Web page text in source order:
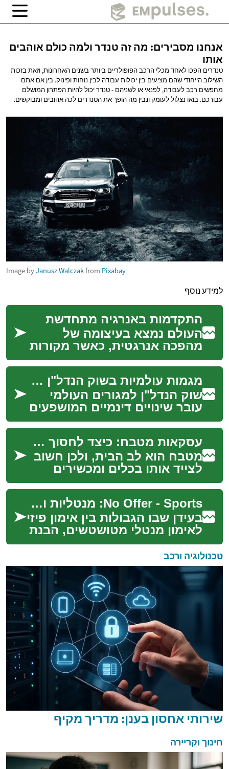
אנחנו מסבירים: מה זה טנדר ולמה כולם אוהבים
אותו
טנדרים הפכו לאחד מכלי הרכב הפופולריים ביותר בשנים האחרונות, וזאת בזכות
השילוב הייחודי שהם מציעים בין יכולות עבודה לבין נוחות ופינוק. בין אם אתם
מחפשים רכב לעבודה, לפנאי או לשניהם - טנדר יכול להיות הפתרון המושלם
עבורכם. בואו נצלול לעומק ונבין מה הופך את הטנדרים לכה אהובים ומבוקשים.
Image byJanusz Walczakfrom Pixabay
למידע נוסף
התקדמות באנרגיה מתחדשת
העולם נמצא בעיצומה של
מהפכה אנרגטית, כאשר מקורות
אנרגיה מתחדשת הופכים
לחיוניים יותר ויותר לעתיד כדור
הארץ. טכנולוגיות...
מגמות עולמיות בשוק הנדל"ן למגורים
שוק הנדל"ן למגורים העולמי
עובר שינויים דינמיים המושפעים
ממגוון גורמים כלכליים,
חברתיים וטכנולוגיים. הבנת
מגמות אלו חי...
עסקאות מטבח: כיצד לחסוך בקניית ציוד למטבח
מטבח הוא לב הבית, ולכן חשוב
לצייד אותו בכלים ומכשירים
איכותיים. עם זאת, רכישת ציוד
למטבח יכולה להיות יקרה מאוד.
למרבה...
No Offer - Sports: מנטליות וביצועים בספורט
בעידן שבו הגבולות בין אימון פיזי
לאימון מנטלי מטושטשים, הבנת
הקשר בין מנטליות, פסיכולוגיה
וביצוע בספורט הופכת
לקריטית...
טכנולוגיה ורכב
שירותי אחסון בענן: מדריך מקיף
חינוך וקריירה